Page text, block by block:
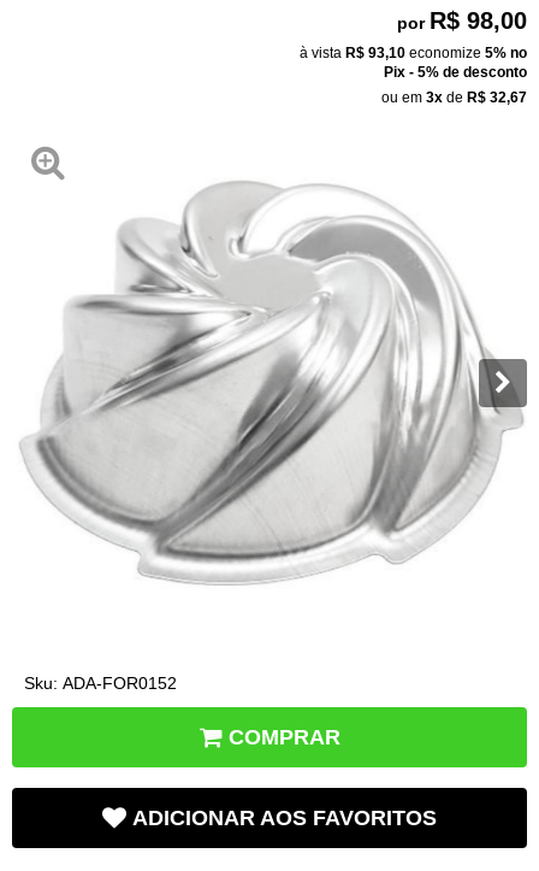
por R$ 98,00
à vista R$ 93,10 economize 5% no
Pix - 5% de desconto
ou em 3x de R$ 32,67
Sku: ADA-FOR0152
COMPRAR
ADICIONAR AOS FAVORITOS